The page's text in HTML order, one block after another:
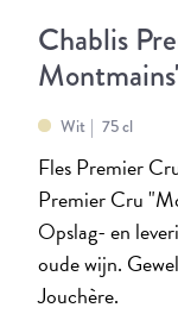
Chablis
Wit 75 cl
Fles Premier
Premier Cru
Opslag- en
oude wijn.
Jouchère.